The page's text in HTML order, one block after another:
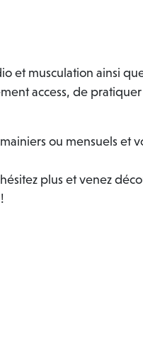
et musculation ainsi
access, de
ou mensuels
plus et venez